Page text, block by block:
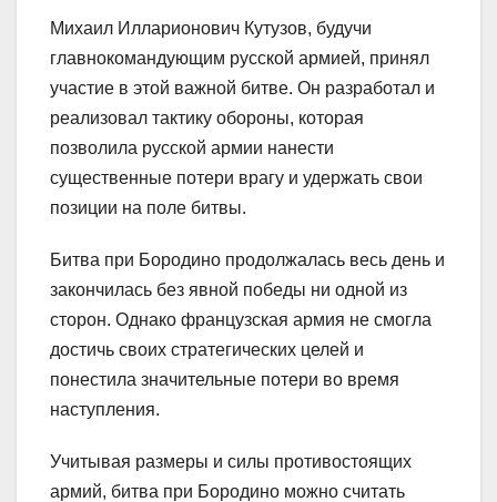
Михаил Илларионович Кутузов, будучи
главнокомандующим русской армией, принял
участие в этой важной битве. Он разработал и
реализовал тактику обороны, которая
позволила русской армии нанести
существенные потери врагу и удержать свои
позиции на поле битвы.
Битва при Бородино продолжалась весь день и
закончилась без явной победы ни одной из
сторон. Однако французская армия не смогла
достичь своих стратегических целей и
понестила значительные потери во время
наступления.
Учитывая размеры и силы противостоящих
армий, битва при Бородино можно считать